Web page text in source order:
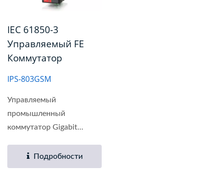
IEC 61850-3
Управляемый FE
Коммутатор
IPS-803GSM
Управляемый
промышленный
коммутатор Gigabit
Подробности